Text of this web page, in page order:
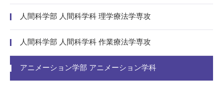
人間科学部 人間科学科 理学療法学専攻
人間科学部 人間科学科 作業療法学専攻
アニメーション学部 アニメーション学科